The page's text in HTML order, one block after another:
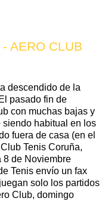
AERO CLUB
descendido de la
pasado fin de
con muchas bajas y
habitual en los
fuera de casa (en el
Tenis Coruña,
8 de Noviembre
Tenis envío un fax
solo los partidos
Club, domingo